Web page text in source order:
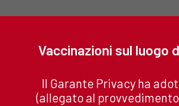
Vaccinazioni sul luogo
Il Garante Privacy ha
(allegato al